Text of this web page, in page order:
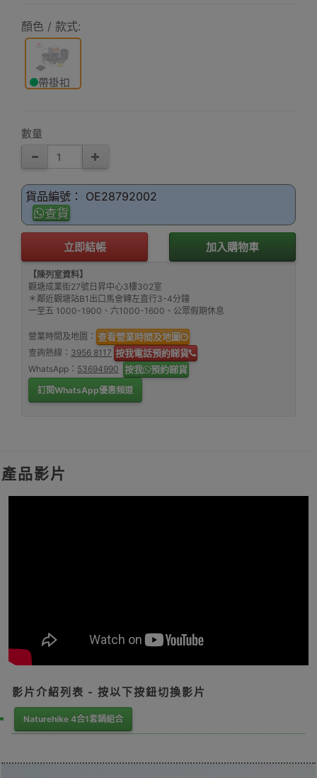
顏色 / 款式:
帶掛扣
數量
貨品編號： OE28792002
查貨
立即結帳 加入購物車
【陳列室資料】
觀塘成業街27號日昇中心3樓302室
＊鄰近觀塘站B1出口馬會轉左直行3-4分鐘
一至五 1000-1900、六1000-1600、公眾假期休息
營業時間及地圖： 查看營業時間及地圖
查詢熱線： 3956 8117 按我電話預約睇貨
WhatsApp： 53694990 按我 預約睇貨
訂閱WhatsApp優惠頻道
產品影片
影片介紹列表 - 按以下按鈕切換影片
Naturehike 4合1套鍋組合